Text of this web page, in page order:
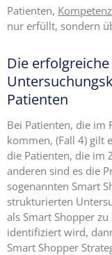
Patienten,
nur erfüllt, sondern
Die
Patienten
Bei Patienten, die im
kommen, (Fall 4) gilt
die Patienten, die im
anderen sind es die
sogenannten Smart
strukturierten
als Smart Shopper
identifiziert wird,
Smart Shopper